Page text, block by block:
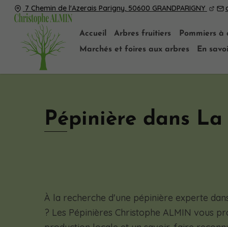
7 Chemin de l'Azerais Parigny, 50600 GRANDPARIGNY
Accueil Arbres fruitiers Pommiers à
Marchés et foires aux arbres
En
Pépinière dans La
À la recherche d'une pépinière experte
? Les Pépinières Christophe ALMIN vous